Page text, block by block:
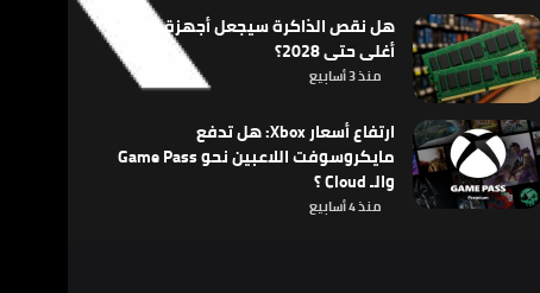
هل نقص الذاكرة سيجعل أجهزة الألعاب
أغلى حتى 2028؟
منذ 3 أسابيع
ارتفاع أسعار Xbox: هل تدفع
مايكروسوفت اللاعبين نحو Game Pass
والـ Cloud ؟
منذ 4 أسابيع